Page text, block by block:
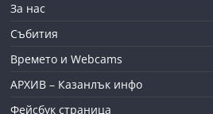
За нас
Събития
Времето и Webcams
АРХИВ – Казанлък инфо
Фейсбук страница